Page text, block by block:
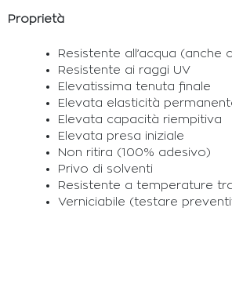
Proprietà
Resistente all’acqua (anche
Resistente ai raggi UV
Elevatissima tenuta finale
Elevata elasticità
Elevata capacità riempitiva
Elevata presa iniziale
Non ritira (100% adesivo)
Privo di solventi
Resistente a temperature
Verniciabile (testare